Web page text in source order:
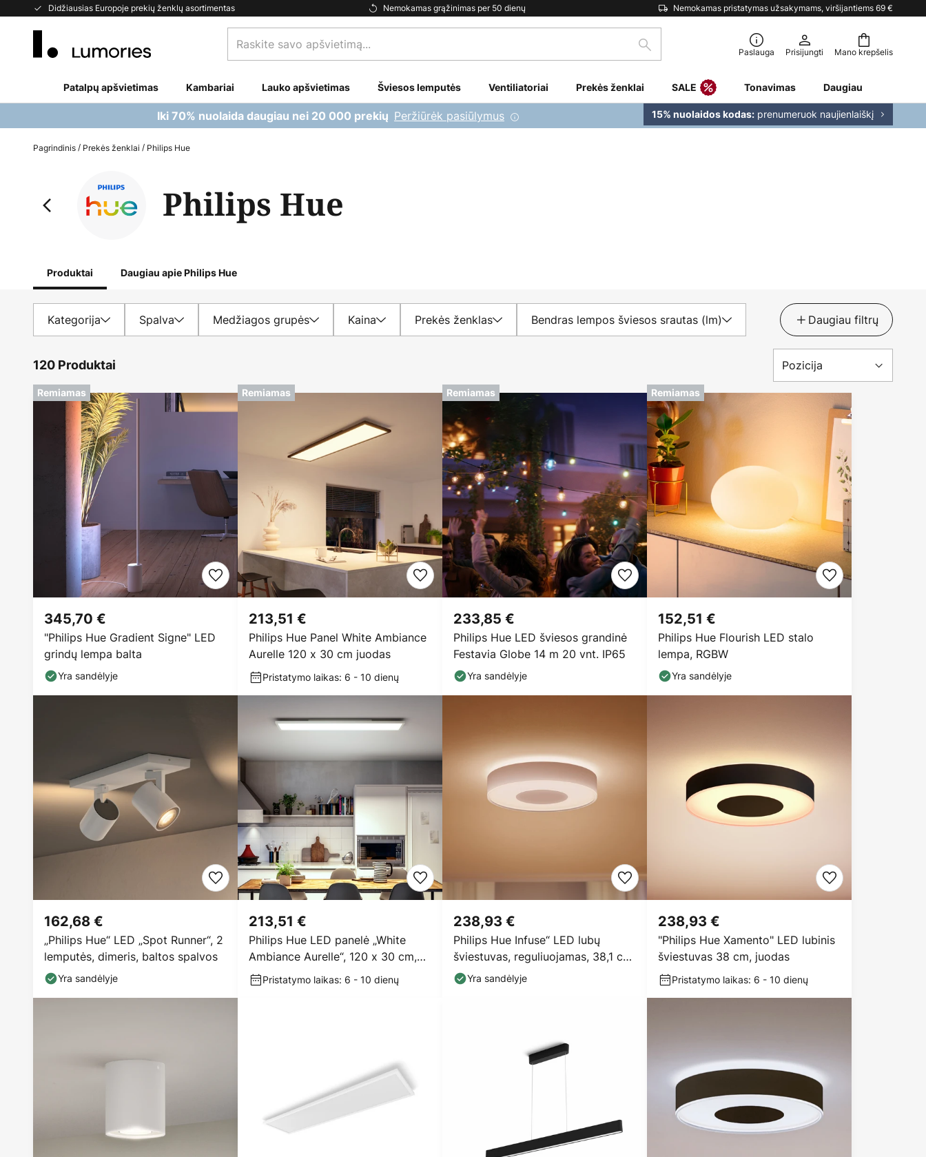
Didžiausias Europoje prekių ženklų asortimentas Nemokamas grąžinimas per 50 dienų Nemokamas pristatymas užsakymams, viršijantiems 69 €
Skip
Mano krepšelis
savo
Paieška Paslauga Prisijungti
Patalpų apšvietimas Kambariai Lauko apšvietimas Šviesos lemputės Ventiliatoriai Prekės ženklai SALE Tonavimas Daugiau
Iki 70% nuolaida daugiau nei 20 000 prekių Peržiūrėk pasiūlymus 15% nuolaidos kodas: prenumeruok naujienlaiškį
Pagrindinis Prekės ženklai Philips Hue
Philips Hue
Produktai Daugiau apie Philips Hue
Kategorija Spalva Medžiagos grupės Kaina Prekės ženklas Bendras lempos šviesos srautas (lm) Daugiau filtrų
120 Produktai
Remiamas
"Philips Hue Gradient Signe" LED
grindų lempa balta
345,70 €
Yra sandėlyje
Remiamas
Philips Hue Panel White Ambiance
Aurelle 120 x 30 cm juodas
213,51 €
Pristatymo laikas: 6 - 10 dienų
Remiamas
Philips Hue LED šviesos grandinė
Festavia Globe 14 m 20 vnt. IP65
233,85 €
Yra sandėlyje
Remiamas
Philips Hue Flourish LED stalo
lempa, RGBW
152,51 €
Yra sandėlyje
„Philips Hue“ LED „Spot Runner“, 2
lemputės, dimeris, baltos spalvos
162,68 €
Yra sandėlyje
Philips Hue LED panelė „White
Ambiance Aurelle“, 120 x 30 cm,
balta
213,51 €
Pristatymo laikas: 6 - 10 dienų
Philips Hue Infuse“ LED lubų
šviestuvas, reguliuojamas, 38,1 cm,
baltas
238,93 €
Yra sandėlyje
"Philips Hue Xamento" LED lubinis
šviestuvas 38 cm, juodas
238,93 €
Pristatymo laikas: 6 - 10 dienų